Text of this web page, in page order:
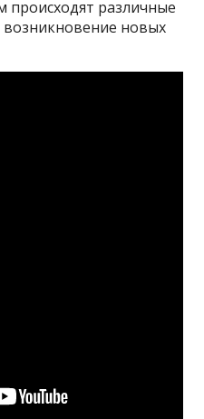
происходят различные
возникновение новых